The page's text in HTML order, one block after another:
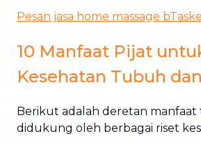
Pesan jasa home massage
10 Manfaat Pijat
Kesehatan Tubuh
Berikut adalah deretan manfaat
didukung oleh berbagai riset